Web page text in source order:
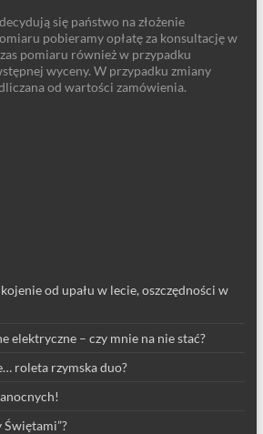
się państwo na złożenie
pobieramy opłatę za konsultację w
pomiaru również w przypadku
wyceny. W przypadku zmiany
od wartości zamówienia.
od upału w lecie, oszczędności w
elektryczne – czy mnie na nie stać?
roleta rzymska duo?
Świętami”?